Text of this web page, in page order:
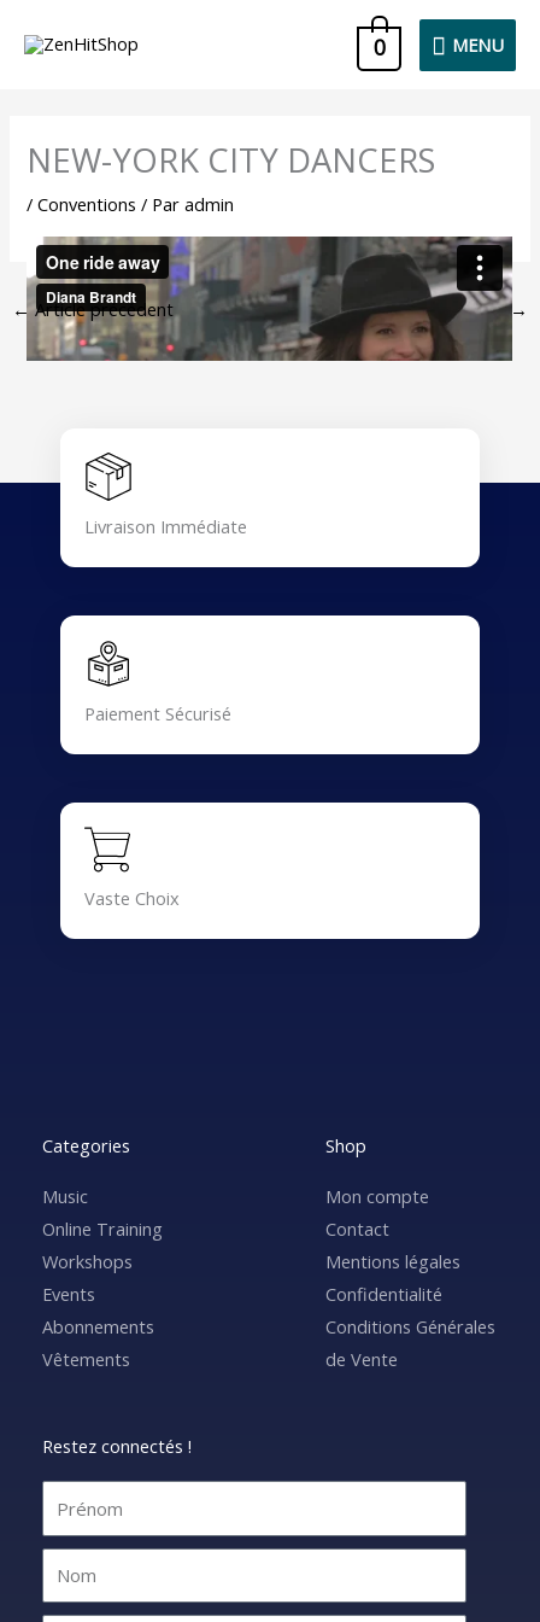
MENU
MENU
0
NEW-YORK CITY DANCERS
/Conventions / Paradmin
←Article précédent Article suivant→
Livraison Immédiate
Paiement Sécurisé
Vaste Choix
Categories
Music
Online Training
Workshops
Events
Abonnements
Vêtements
Shop
Mon compte
Contact
Mentions légales
Confidentialité
Conditions Générales
de Vente
Restez connectés !